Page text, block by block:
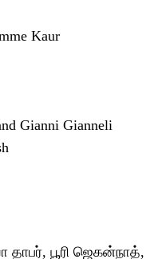
Kaur
Gianni Gianneli
பூரி ஜெகன்நாத்,